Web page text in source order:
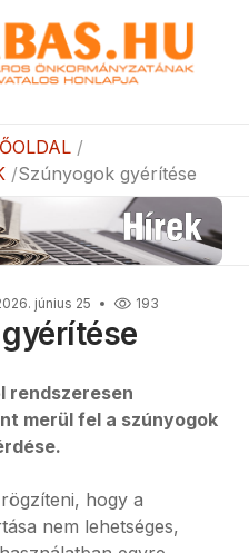
Szúnyogok gyérítése
június 25 193
rendszeresen
merül fel a szúnyogok
hogy a
nem lehetséges,